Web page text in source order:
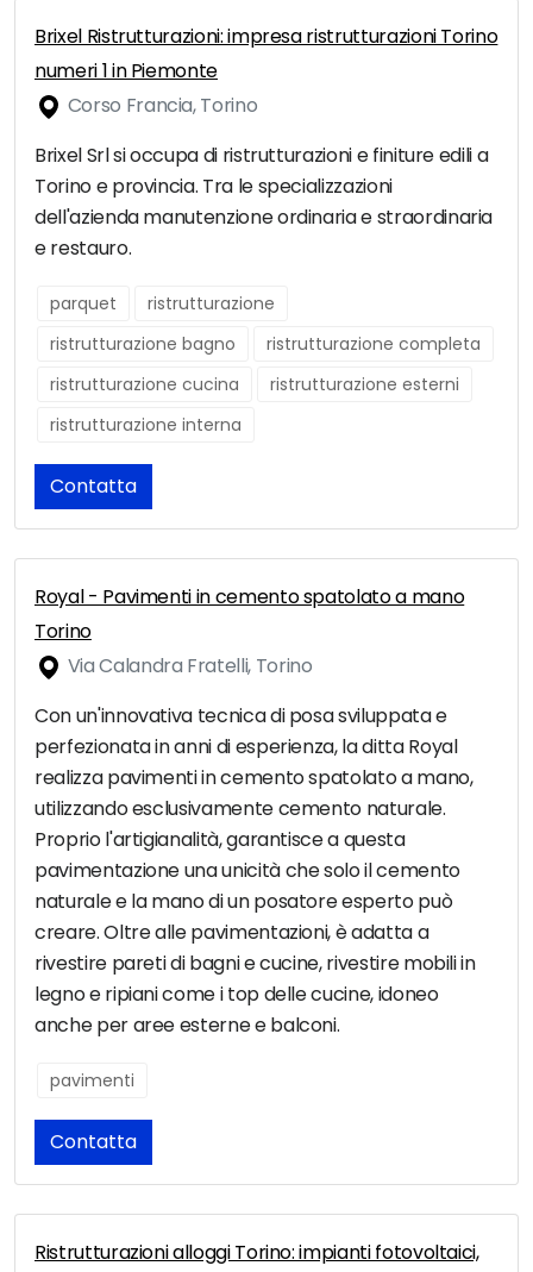
Brixel Ristrutturazioni: impresa ristrutturazioni Torino
numeri 1 in Piemonte
Corso Francia, Torino
Brixel Srl si occupa di ristrutturazioni e finiture edili a
Torino e provincia. Tra le specializzazioni
dell'azienda manutenzione ordinaria e straordinaria
e restauro.
parquet
ristrutturazione
ristrutturazione bagno
ristrutturazione completa
ristrutturazione cucina
ristrutturazione esterni
ristrutturazione interna
Contatta
Royal - Pavimenti in cemento spatolato a mano
Torino
Via Calandra Fratelli, Torino
Con un'innovativa tecnica di posa sviluppata e
perfezionata in anni di esperienza, la ditta Royal
realizza pavimenti in cemento spatolato a mano,
utilizzando esclusivamente cemento naturale.
Proprio l'artigianalità, garantisce a questa
pavimentazione una unicità che solo il cemento
naturale e la mano di un posatore esperto può
creare. Oltre alle pavimentazioni, è adatta a
rivestire pareti di bagni e cucine, rivestire mobili in
legno e ripiani come i top delle cucine, idoneo
anche per aree esterne e balconi.
pavimenti
Contatta
Ristrutturazioni alloggi Torino: impianti fotovoltaici,